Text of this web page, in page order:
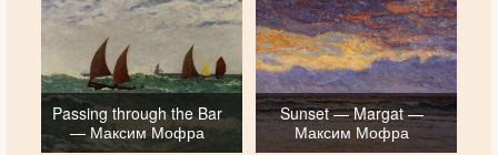
Passing through the Bar
— Максим Мофра
Sunset — Margat —
Максим Мофра